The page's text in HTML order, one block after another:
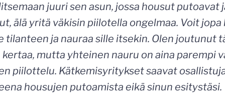
juuri sen asun, jossa housut putoavat
älä yritä väkisin piilotella ongelmaa. Voit jopa
tilanteen ja nauraa sille itsekin. Olen joutunut
mutta yhteinen nauru on aina parempi
piilottelu. Kätkemisyritykset saavat
housujen putoamista eikä sinun esitystäsi.